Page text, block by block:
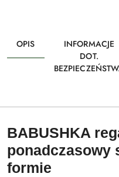
OPIS
INFORMACJE
DOT.
BABUSHKA
ponadczasowy
formie